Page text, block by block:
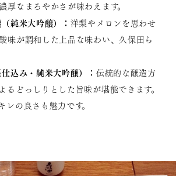
厚なまろやかさが味わえます。
純米大吟醸） ： 洋梨やメロンを思わせ
味が調和した上品な味わい、久保田ら
込み・純米大吟醸） ： 伝統的な醸造方
るどっしりとした旨味が堪能できます。
レの良さも魅力です。